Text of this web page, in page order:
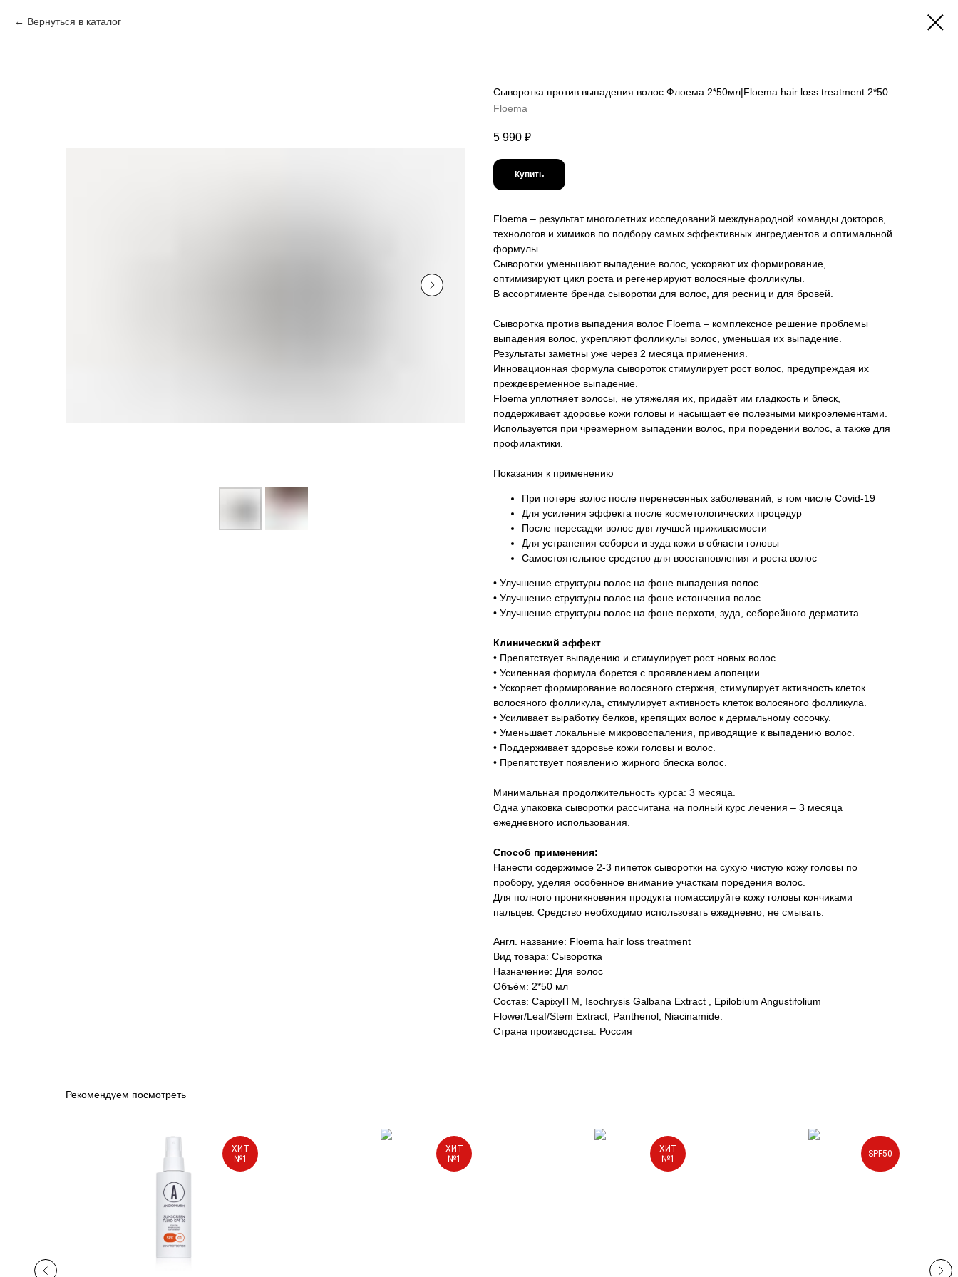
Вернуться в каталог
Сыворотка против выпадения волос Флоема 2*50мл|Floema hair loss treatment 2*50
Floema
5 990 ₽
Купить
Floema – результат многолетних исследований международной команды докторов,
технологов и химиков по подбору самых эффективных ингредиентов и оптимальной
формулы.
Сыворотки уменьшают выпадение волос, ускоряют их формирование,
оптимизируют цикл роста и регенерируют волосяные фолликулы.
В ассортименте бренда сыворотки для волос, для ресниц и для бровей.
Сыворотка против выпадения волос Floema – комплексное решение проблемы
выпадения волос, укрепляют фолликулы волос, уменьшая их выпадение.
Результаты заметны уже через 2 месяца применения.
Инновационная формула сывороток стимулирует рост волос, предупреждая их
преждевременное выпадение.
Floema уплотняет волосы, не утяжеляя их, придаёт им гладкость и блеск,
поддерживает здоровье кожи головы и насыщает ее полезными микроэлементами.
Используется при чрезмерном выпадении волос, при поредении волос, а также для
профилактики.
Показания к применению
При потере волос после перенесенных заболеваний, в том числе Covid-19
Для усиления эффекта после косметологических процедур
После пересадки волос для лучшей приживаемости
Для устранения себореи и зуда кожи в области головы
Самостоятельное средство для восстановления и роста волос
• Улучшение структуры волос на фоне выпадения волос.
• Улучшение структуры волос на фоне истончения волос.
• Улучшение структуры волос на фоне перхоти, зуда, себорейного дерматита.
Клинический эффект
• Препятствует выпадению и стимулирует рост новых волос.
• Усиленная формула борется с проявлением алопеции.
• Ускоряет формирование волосяного стержня, стимулирует активность клеток
волосяного фолликула, стимулирует активность клеток волосяного фолликула.
• Усиливает выработку белков, крепящих волос к дермальному сосочку.
• Уменьшает локальные микровоспаления, приводящие к выпадению волос.
• Поддерживает здоровье кожи головы и волос.
• Препятствует появлению жирного блеска волос.
Минимальная продолжительность курса: 3 месяца.
Одна упаковка сыворотки рассчитана на полный курс лечения – 3 месяца
ежедневного использования.
Способ применения:
Нанести содержимое 2-3 пипеток сыворотки на сухую чистую кожу головы по
пробору, уделяя особенное внимание участкам поредения волос.
Для полного проникновения продукта помассируйте кожу головы кончиками
пальцев. Средство необходимо использовать ежедневно, не смывать.
Англ. название: Floema hair loss treatment
Вид товара: Cыворотка
Назначение: Для волос
Объём: 2*50 мл
Состав: CapixylTM, Isochrysis Galbana Extract , Epilobium Angustifolium
Flower/Leaf/Stem Extract, Panthenol, Niacinamide.
Страна производства: Россия
Рекомендуем посмотреть
ХИТ
№1
ХИТ
№1
ХИТ
№1
SPF50